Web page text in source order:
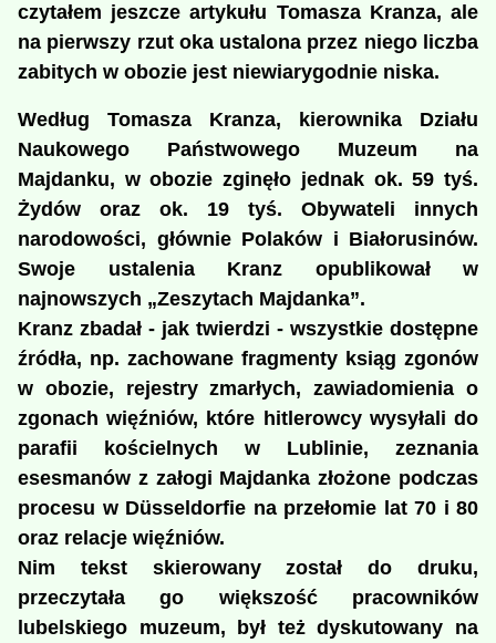
czytałem jeszcze artykułu Tomasza Kranza, ale
na pierwszy rzut oka ustalona przez niego liczba
zabitych w obozie jest niewiarygodnie niska.
Według Tomasza Kranza, kierownika Działu
Naukowego Państwowego Muzeum na
Majdanku, w obozie zginęło jednak ok. 59 tyś.
Żydów oraz ok. 19 tyś. Obywateli innych
narodowości, głównie Polaków i Białorusinów.
Swoje ustalenia Kranz opublikował w
najnowszych „Zeszytach Majdanka”.
Kranz zbadał - jak twierdzi - wszystkie dostępne
źródła, np. zachowane fragmenty ksiąg zgonów
w obozie, rejestry zmarłych, zawiadomienia o
zgonach więźniów, które hitlerowcy wysyłali do
parafii kościelnych w Lublinie, zeznania
esesmanów z załogi Majdanka złożone podczas
procesu w Düsseldorfie na przełomie lat 70 i 80
oraz relacje więźniów.
Nim tekst skierowany został do druku,
przeczytała go większość pracowników
lubelskiego muzeum, był też dyskutowany na